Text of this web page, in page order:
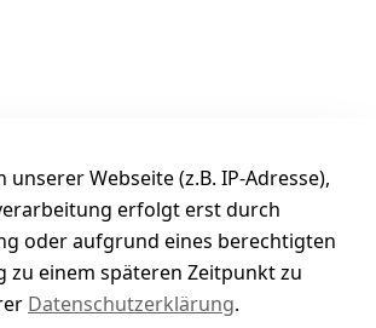
Webseite (z.B. IP-Adresse),
erfolgt erst durch
oder aufgrund eines berechtigten
zu einem späteren Zeitpunkt zu
Datenschutzerklärung.